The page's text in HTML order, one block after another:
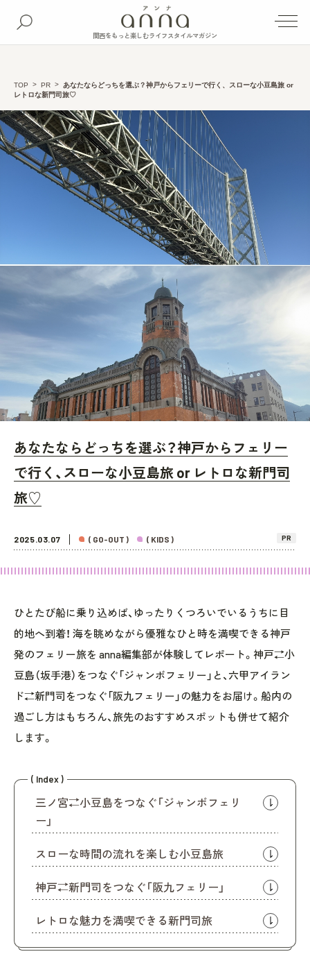
関西をもっと楽しむライフスタイルマガジン
TOP PR
あなたならどっちを選ぶ？神戸からフェリーで行く、スローな小豆島旅 or
レトロな新門司旅♡
あなたならどっちを選ぶ？神戸からフェリー
で行く、スローな小豆島旅 or レトロな新門司
旅♡
2025.03.07 ( GO-OUT ) ( KIDS ) PR
ひとたび船に乗り込めば、ゆったりくつろいでいるうちに目
的地へ到着！ 海を眺めながら優雅なひと時を満喫できる神戸
発のフェリー旅を anna編集部が体験してレポート。神戸⇄小
豆島（坂手港）をつなぐ「ジャンボフェリー」と、六甲アイラン
ド⇄新門司をつなぐ「阪九フェリー」の魅力をお届け。船内の
過ごし方はもちろん、旅先のおすすめスポットも併せて紹介
します。
( Index )
三ノ宮⇄小豆島をつなぐ「ジャンボフェリ
ー」
スローな時間の流れを楽しむ小豆島旅
神戸⇄新門司をつなぐ「阪九フェリー」
レトロな魅力を満喫できる新門司旅